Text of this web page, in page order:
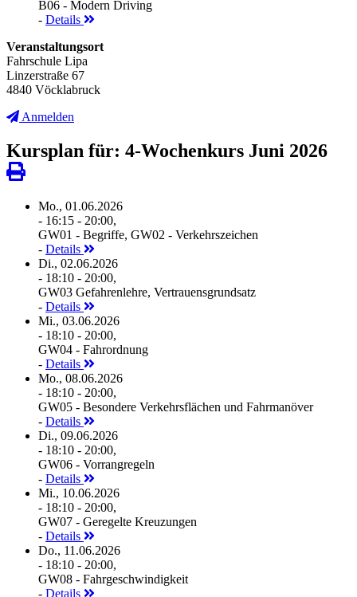
B06 - Modern Driving
- Details
Veranstaltungsort
Fahrschule Lipa
Linzerstraße 67
4840 Vöcklabruck
Anmelden
Kursplan für: 4-Wochenkurs Juni 2026
Mo., 01.06.2026
- 16:15 - 20:00,
GW01 - Begriffe, GW02 - Verkehrszeichen
- Details
Di., 02.06.2026
- 18:10 - 20:00,
GW03 Gefahrenlehre, Vertrauensgrundsatz
- Details
Mi., 03.06.2026
- 18:10 - 20:00,
GW04 - Fahrordnung
- Details
Mo., 08.06.2026
- 18:10 - 20:00,
GW05 - Besondere Verkehrsflächen und Fahrmanöver
- Details
Di., 09.06.2026
- 18:10 - 20:00,
GW06 - Vorrangregeln
- Details
Mi., 10.06.2026
- 18:10 - 20:00,
GW07 - Geregelte Kreuzungen
- Details
Do., 11.06.2026
- 18:10 - 20:00,
GW08 - Fahrgeschwindigkeit
- Details